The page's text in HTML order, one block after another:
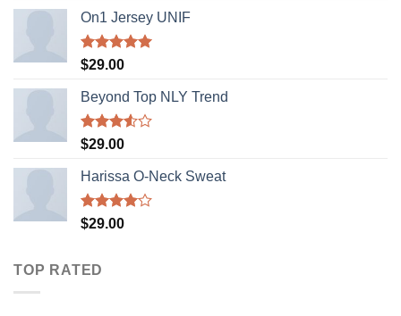
of 5
On1 Jersey UNIF
Rated5.00
$29.00
Beyond Top NLY Trend
Rated
of 5
$29.00
Harissa O-Neck Sweat
Rated
$29.00
TOP RATED